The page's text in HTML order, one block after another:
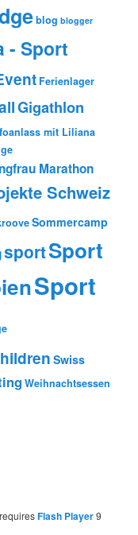
blog blogger
- Sport
Ferienlager
Gigathlon
mit Liliana
Marathon
Schweiz
Sommercamp
sportSport
Sport
Swiss
Weihnachtsessen
requiresFlash Player9